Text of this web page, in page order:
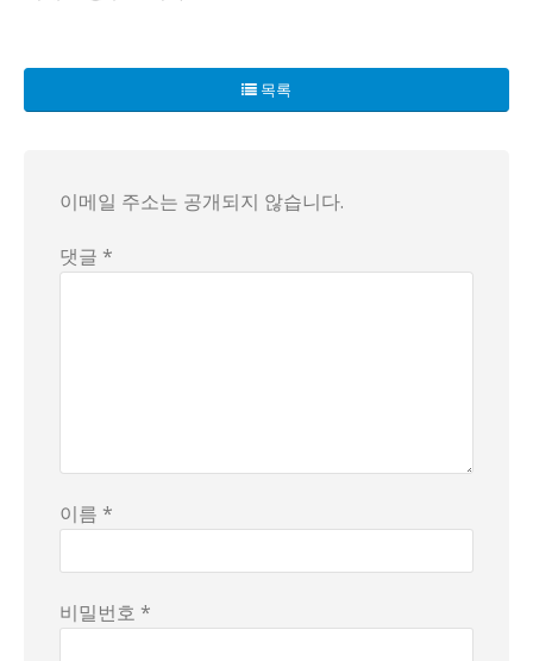
참고자료의 상황은 친구 방문에서 시작된다. 호스트는 물을
이 대립은 단순한 취향의 문제가 아니다. 주거 공간에서의
이 사례를 통해 읽히는 질감은 다층적이다. 물은 단순한 생
교훈은 명료한 소통의 필요성이다. 방문객과 주최자 사이
목록
이메일 주소는 공개되지 않습니다.
댓글 *
이름 *
비밀번호 *